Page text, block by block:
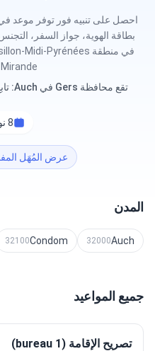
بطاقة الهوية، جواز السفر،
تقع محافظة Gers في Auch: تابع مواعيد الحجز في الوقت الفعلي.
8 نوع موعد
عرض المُهَل
المدن
Auch
32000
Condom
32100
جميع المواعيد
تصريح الإقامة (bureau 1)